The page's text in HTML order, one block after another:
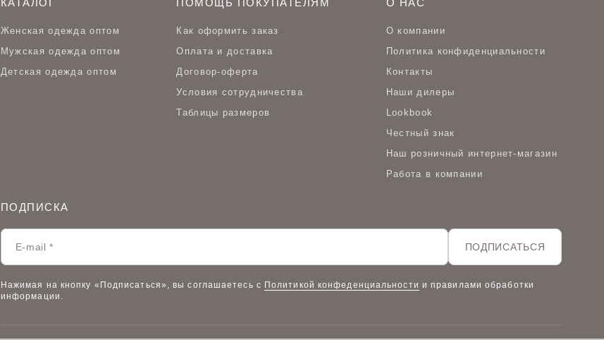
КАТАЛОГ
Женская одежда оптом
Мужская одежда оптом
Детская одежда оптом
ПОМОЩЬ ПОКУПАТЕЛЯМ
Как оформить заказ
Оплата и доставка
Договор-оферта
Условия сотрудничества
Таблицы размеров
О НАС
О компании
Политика конфиденциальности
Контакты
Наши дилеры
Lookbook
Честный знак
Наш розничный интернет-магазин
Работа в компании
ПОДПИСКА
ПОДПИСАТЬСЯ
Нажимая на кнопку «Подписаться», вы соглашаетесь с Политикой конфеденциальности и правилами обработки
информации.